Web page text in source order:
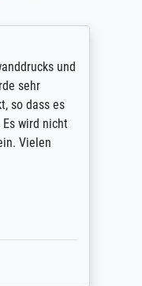
und
sehr
so dass es
wird nicht
Vielen